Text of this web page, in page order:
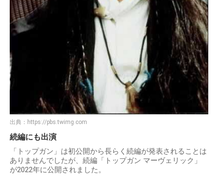
出典： https://pbs.twimg.com
続編にも出演
「トップガン」は初公開から長らく続編が発表されることは
ありませんでしたが、続編「トップガン マーヴェリック」
が2022年に公開されました。